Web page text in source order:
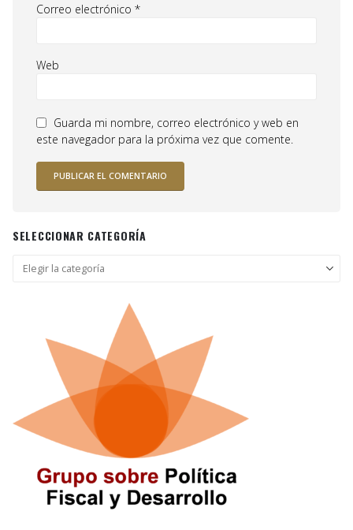
Correo electrónico *
Web
Guarda mi nombre, correo electrónico y web en
este navegador para la próxima vez que comente.
SELECCIONAR CATEGORÍA
Seleccionar
categoría